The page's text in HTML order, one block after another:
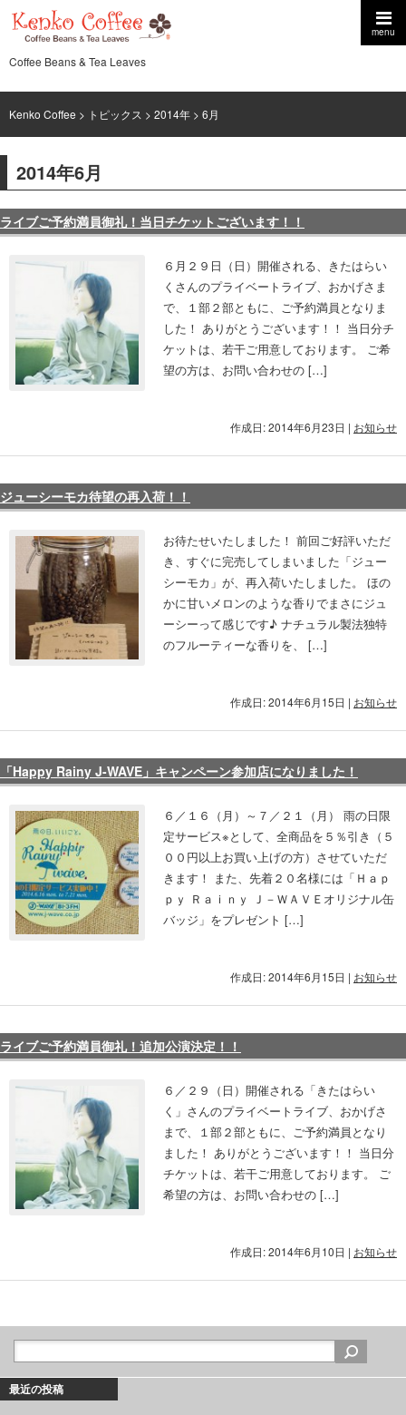
menu
Coffee Beans & Tea Leaves
Kenko Coffee > トピックス > 2014年 > 6月
2014年6月
ライブご予約満員御礼！当日チケットございます！！
６月２９日（日）開催される、きたはらい
くさんのプライベートライブ、おかげさま
で、１部２部ともに、ご予約満員となりま
した！ ありがとうございます！！ 当日分チ
ケットは、若干ご用意しております。 ご希
望の方は、お問い合わせの […]
作成日: 2014年6月23日 | お知らせ
ジューシーモカ待望の再入荷！！
お待たせいたしました！ 前回ご好評いただ
き、すぐに完売してしまいました「ジュー
シーモカ」が、再入荷いたしました。 ほの
かに甘いメロンのような香りでまさにジュ
ーシーって感じです♪ ナチュラル製法独特
のフルーティーな香りを、 […]
作成日: 2014年6月15日 | お知らせ
「Happy Rainy J-WAVE」キャンペーン参加店になりました！
６／１６（月）～７／２１（月） 雨の日限
定サービス※として、全商品を５％引き（５
００円以上お買い上げの方）させていただ
きます！ また、先着２０名様には「Ｈａｐ
ｐｙ Ｒａｉｎｙ Ｊ－ＷＡＶＥオリジナル缶
バッジ」をプレゼント […]
作成日: 2014年6月15日 | お知らせ
ライブご予約満員御礼！追加公演決定！！
６／２９（日）開催される「きたはらい
く」さんのプライベートライブ、おかげさ
まで、１部２部ともに、ご予約満員となり
ました！ ありがとうございます！！ 当日分
チケットは、若干ご用意しております。 ご
希望の方は、お問い合わせの […]
作成日: 2014年6月10日 | お知らせ
最近の投稿